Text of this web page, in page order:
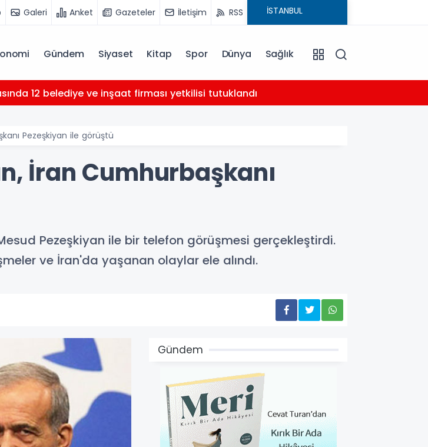
Galeri Anket Gazeteler İletişim RSS
Gündem Siyaset Kitap Spor Dünya Sağlık
12 belediye ve inşaat firması yetkilisi tutuklandı
Pezeşkiyan ile görüştü
İran Cumhurbaşkanı
Pezeşkiyan ile bir telefon görüşmesi gerçekleştirdi.
ve İran'da yaşanan olaylar ele alındı.
Gündem